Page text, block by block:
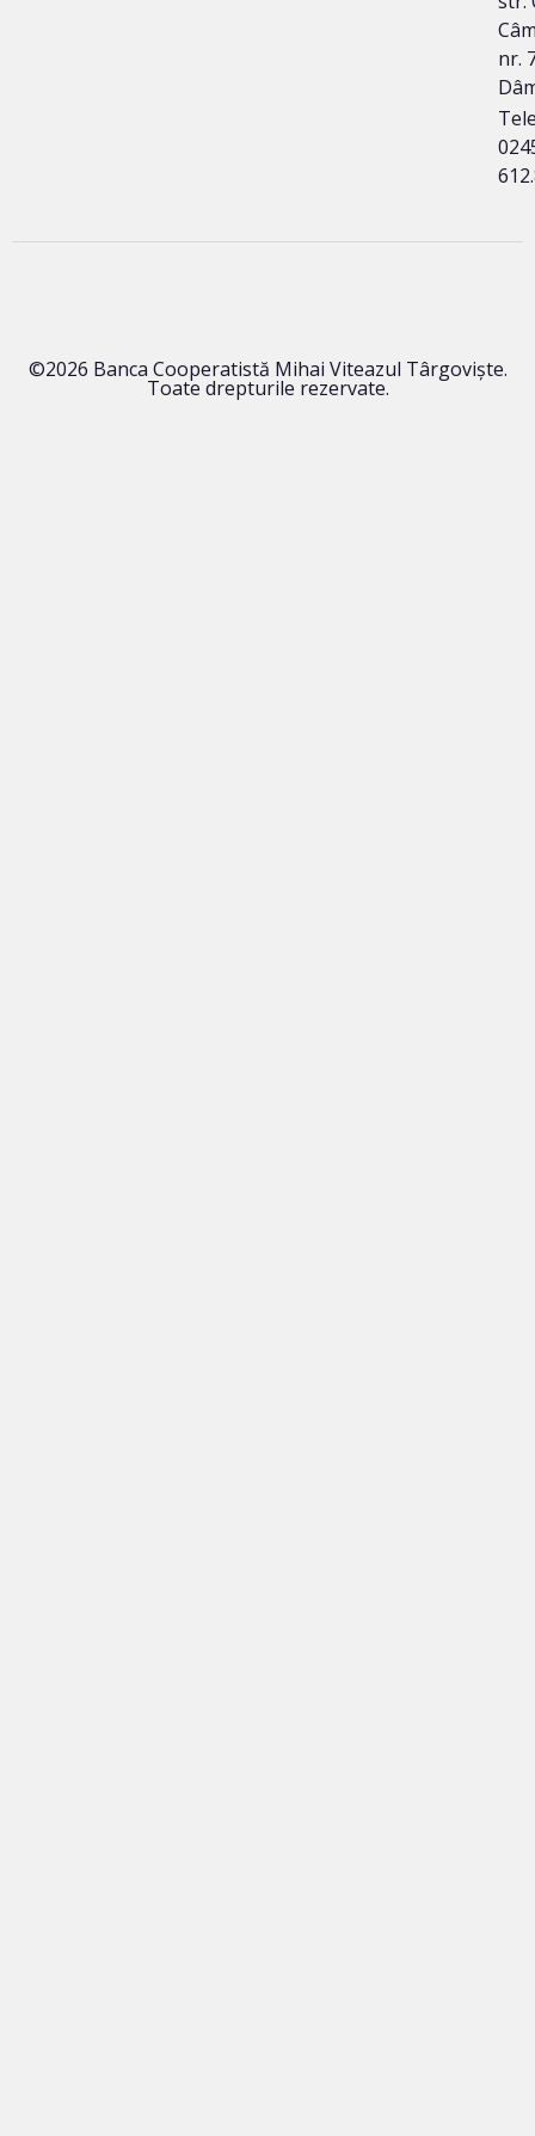
nr.
©2026 Banca Cooperatistă Mihai Viteazul Târgoviște.
Toate drepturile rezervate.